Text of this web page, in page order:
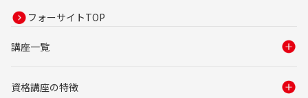
フォーサイトTOP
講座一覧
資格講座の特徴